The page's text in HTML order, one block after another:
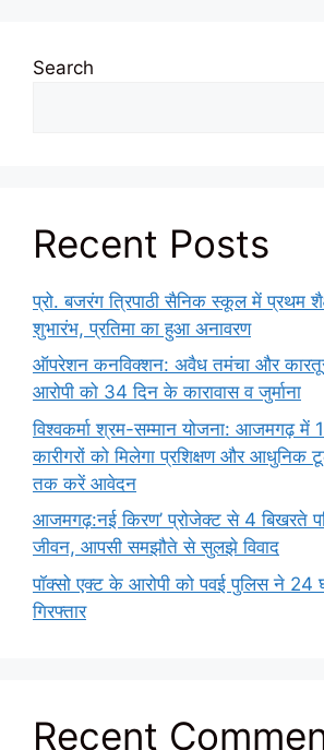
Search
Recent Posts
प्रो. बजरंग त्रिपाठी सैनिक स्कूल में प्रथम
शुभारंभ, प्रतिमा का हुआ अनावरण
ऑपरेशन कनविक्शन: अवैध तमंचा और
आरोपी को 34 दिन के कारावास व जुर्माना
विश्वकर्मा श्रम-सम्मान योजना: आजमगढ़ में
कारीगरों को मिलेगा प्रशिक्षण और
तक करें आवेदन
आजमगढ़:नई किरण’ प्रोजेक्ट से 4 बिखरते
जीवन, आपसी समझौते से सुलझे विवाद
पॉक्सो एक्ट के आरोपी को पवई पुलिस ने 24
गिरफ्तार
Recent